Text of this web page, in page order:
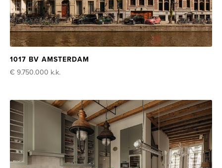
1017 BV AMSTERDAM
€ 9.750.000 k.k.